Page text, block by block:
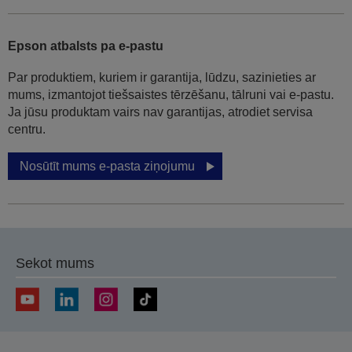
Epson atbalsts pa e-pastu
Par produktiem, kuriem ir garantija, lūdzu, sazinieties ar
mums, izmantojot tiešsaistes tērzēšanu, tālruni vai e-pastu.
Ja jūsu produktam vairs nav garantijas, atrodiet servisa
centru.
Nosūtīt mums e-pasta ziņojumu
Sekot mums